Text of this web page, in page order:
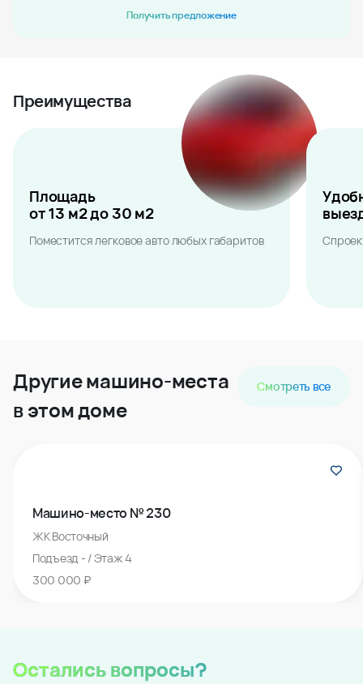
Получить предложение
Преимущества
Площадь
от 13 м2 до 30 м2
Поместится легковое авто любых габаритов
Другие машино-места
в этом доме
Смотреть все
Машино-место № 230
ЖК Восточный
Подъезд - / Этаж 4
300 000 ₽
Остались вопросы?